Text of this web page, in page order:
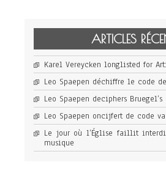
ARTICLES
Karel Vereycken longlisted for
Leo Spaepen déchiffre le code
Leo Spaepen deciphers Bruegel’s
Leo Spaepen oncijfert de code
Le jour où l’Église faillit
musique